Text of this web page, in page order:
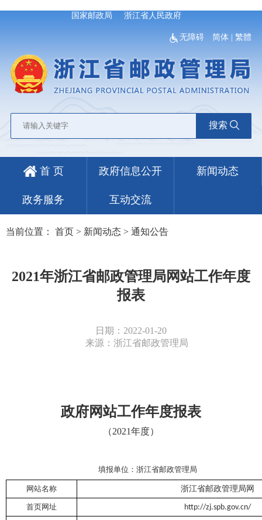
国家邮政局 浙江省人民政府
无障碍 简体 |繁體
搜索
首 页 政府信息公开 新闻动态
政务服务 互动交流
当前位置： 首页 > 新闻动态 > 通知公告
2021年浙江省邮政管理局网站工作年度
报表
日期：2022-01-20
来源：浙江省邮政管理局
政府网站工作年度报表
（2021年度）
填报单位： 浙江省邮政管理局
网站名称 浙江省邮政管理局 网
首页网址
http://zj.spb.gov.cn/